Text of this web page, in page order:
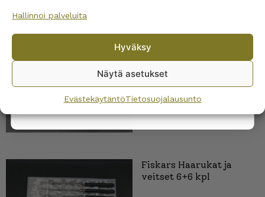
Hallinnoi palveluita
Hyväksy
Näytä asetukset
EvästekäytäntöTietosuojalausunto
Fiskars Haarukat ja
veitset 6+6 kpl
By subscribing to the newsletter, you consent to receiving messages from
privacy policy.